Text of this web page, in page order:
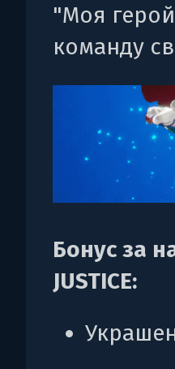
"Моя
команду
Бонус за
JUSTICE: